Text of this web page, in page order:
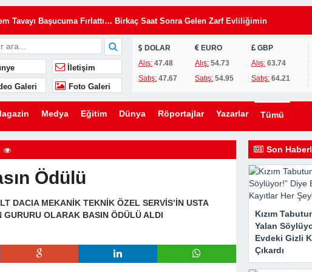
Tavayı Başucuma Fırlattı… Birkaç Saat Sonra Gelen Zarf Evliliğimin
Kullanıyordu… Kilitleri Değiştirdim, Ama Asıl Sürprizi Akşam Oğlum
Yıllardır Kızını Eleştiren Bir Annenin Hayatını Değiştirdi
Düğünümden Daha Önemli Gördü… Ama Eşimin Düğün Konuşması 200
Kovduğunu Sandı… Ama O Evin Gerçek Sahibinin Ben Olduğunu
Kaldırmak İstediler… Ama Bir Gencin Yaptığı Hareket O Gün Herkese
Yıllardır Sakladığı Gerçek Ortaya Çıktı
İletişim
Galeri Foto Galeri
DOLAR
Alış: 47.48
Satış: 47.67
EURO
Alış:54.73
Satış:54.95
GBP
Alış:63.74
Satış:64.21
Medya Eğitim Dünya Röportajlar Yazarlar Tümü
Ödülü
DACIA MEKANİK TEKNİK ÖZEL SERVİS’İN USTA
GURURU OLARAK BASIN ÖDÜLÜ ALDI
Son
Kızım
Yalan
Evdeki Gizli
Çıkardı